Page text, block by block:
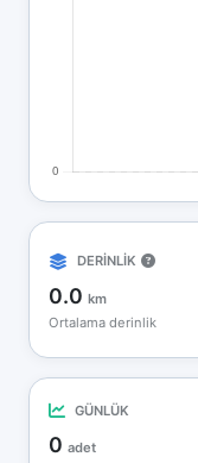
DERİNLİK
0.0 km
Ortalama derinlik
GÜNLÜK
0 adet